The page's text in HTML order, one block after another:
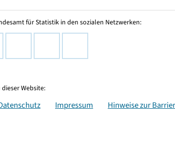
für Statistik in den sozialen Netzwerken:
Website:
Impressum Hinweise zur